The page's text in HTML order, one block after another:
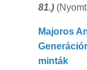
81.)
Majoros
minták